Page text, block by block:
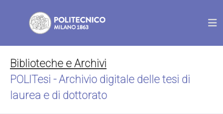
Biblioteche e Archivi
POLITesi - Archivio digitale delle tesi di
laurea e di dottorato